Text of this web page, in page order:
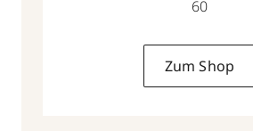
60
Zum Shop